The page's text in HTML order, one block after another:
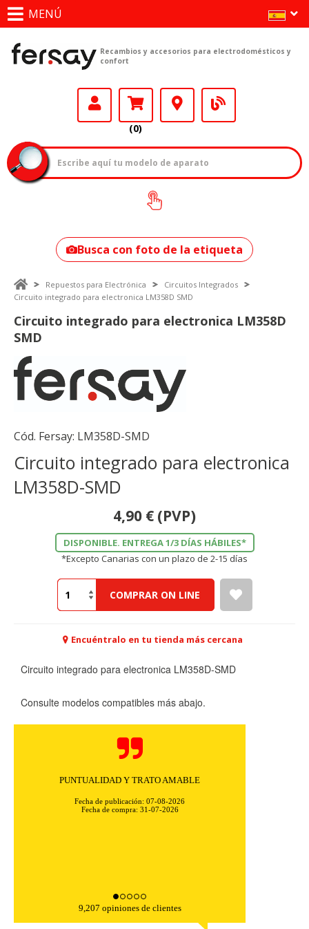
MENÚ
Recambios y accesorios para electrodomésticos y
confort
(0)
¿Cómo encontrar
tu modelo?
Busca con foto de la etiqueta
Repuestos para Electrónica
Circuitos Integrados
Circuito integrado para electronica LM358D SMD
Circuito integrado para electronica LM358D
SMD
Cód. Fersay: LM358D-SMD
Circuito integrado para electronica
LM358D-SMD
4,90 € (PVP)
DISPONIBLE. ENTREGA 1/3 DÍAS HÁBILES*
*Excepto Canarias con un plazo de 2-15 días
COMPRAR ON LINE
Encuéntralo en tu tienda más cercana
Circuito integrado para electronica LM358D-SMD
Consulte modelos compatibles más abajo.
PUNTUALIDAD Y TRATO AMABLE
Fecha de publicación: 07-08-2026
Fecha de compra: 31-07-2026
9,207 opiniones de clientes